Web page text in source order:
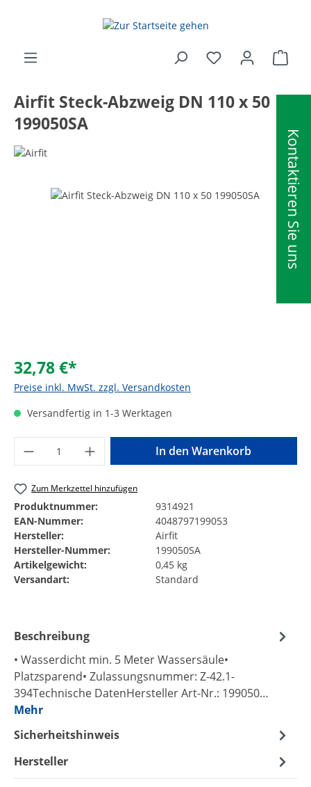
Kontaktieren Sie uns
Airfit Steck-Abzweig DN 110 x 50
199050SA
Bildergalerie überspringen
32,78 €*
Preise inkl. MwSt. zzgl. Versandkosten
Versandfertig in 1-3 Werktagen
Produkt Anzahl: Gib den gewünschten
In den Warenkorb
Zum Merkzettel hinzufügen
Produktnummer:
9314921
EAN-Nummer:
4048797199053
Hersteller:
Airfit
Hersteller-Nummer:
199050SA
Artikelgewicht:
0,45 kg
Versandart:
Standard
Beschreibung
• Wasserdicht min. 5 Meter Wassersäule•
Platzsparend• Zulassungsnummer: Z-42.1-
394Technische DatenHersteller Art-Nr.: 199050…
Mehr
Sicherheitshinweis
Hersteller